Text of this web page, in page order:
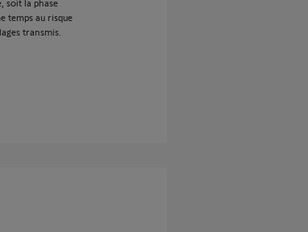
soit la phase
temps au risque
transmis.